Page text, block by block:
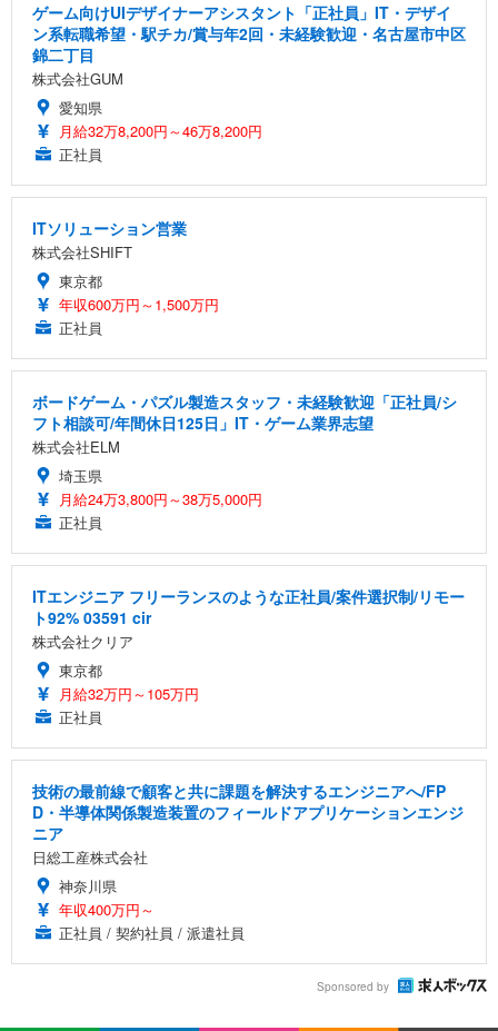
ゲーム向けUIデザイナーアシスタント「正社員」IT・デザイ
ン系転職希望・駅チカ/賞与年2回・未経験歓迎・名古屋市中区
錦二丁目
株式会社GUM
愛知県
月給32万8,200円～46万8,200円
正社員
ITソリューション営業
株式会社SHIFT
東京都
年収600万円～1,500万円
正社員
ボードゲーム・パズル製造スタッフ・未経験歓迎「正社員/シ
フト相談可/年間休日125日」IT・ゲーム業界志望
株式会社ELM
埼玉県
月給24万3,800円～38万5,000円
正社員
ITエンジニア フリーランスのような正社員/案件選択制/リモー
ト92% 03591 cir
株式会社クリア
東京都
月給32万円～105万円
正社員
技術の最前線で顧客と共に課題を解決するエンジニアへ/FP
D・半導体関係製造装置のフィールドアプリケーションエンジ
ニア
日総工産株式会社
神奈川県
年収400万円～
正社員 / 契約社員 / 派遣社員
Sponsored by